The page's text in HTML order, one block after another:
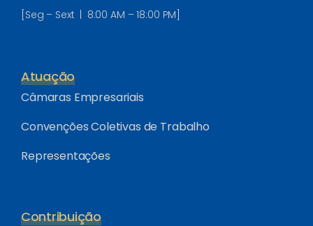
[Seg – Sext | 8:00 AM – 18:00 PM]
Atuação
Câmaras Empresariais
Convenções Coletivas de Trabalho
Representações
Contribuição